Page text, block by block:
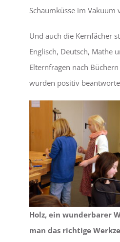
Schaumküsse im Vakuum
Und auch die Kernfächer
Englisch, Deutsch, Mathe
Elternfragen nach
wurden positiv
Holz, ein wunderbarer
man das richtige